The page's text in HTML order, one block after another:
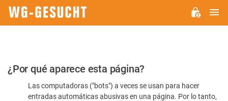
Por
favor,
confirme
¿Por qué aparece esta página?
Las computadoras ("bots") a veces se usan para hacer
entradas automáticas abusivas en una página. Por lo tanto,